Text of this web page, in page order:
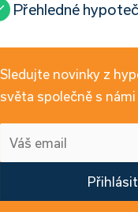
Přehledné
Sledujte novinky z
světa společně s námi
Přihlásit